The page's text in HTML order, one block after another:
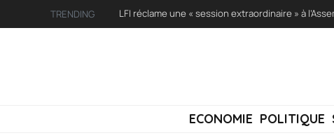
TRENDING
ECONOMIE POLITIQUE